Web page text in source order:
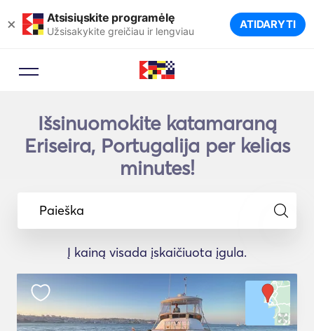
× Atsisiųskite programėlę
Užsisakykite greičiau ir lengviau ATIDARYTI
Išsinuomokite katamaraną
Eriseira, Portugalija per kelias
minutes!
Paieška
Į kainą visada įskaičiuota įgula.